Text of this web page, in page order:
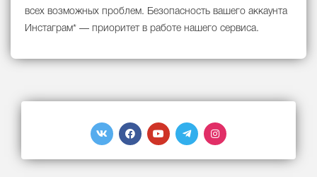
всех возможных проблем. Безопасность вашего аккаунта
Инстаграм* — приоритет в работе нашего сервиса.